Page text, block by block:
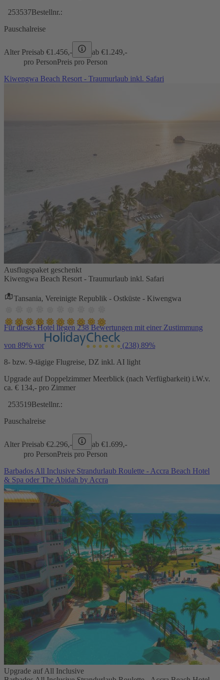
253537Bestellnr.:
Pauschalreise
Alter Preisab €1.456,- ab €1.249,-
pro PersonPreis pro Person
Kiwengwa Beach Resort - Traumurlaub inkl. Safari
Ausflugspaket geschenkt
Kiwengwa Beach Resort - Traumurlaub inkl. Safari
Tansania, Vereinigte Republik - Ostküste - Kiwengwa
Für dieses Hotel liegen 238 Bewertungen mit einer Zustimmung
von 89% vor (238) 89%
8- bzw. 9-tägige Flugreise, DZ inkl. AI light
Upgrade auf Doppelzimmer Meerblick (nach Verfügbarkeit) i.W.v.
ca. € 134,- pro Zimmer
253519Bestellnr.:
Pauschalreise
Alter Preisab €2.296,- ab €1.699,-
pro PersonPreis pro Person
Barbados All Inclusive Strandurlaub Roulette - Accra Beach Hotel
& Spa oder The Abidah by Accra
Upgrade auf All Inclusive